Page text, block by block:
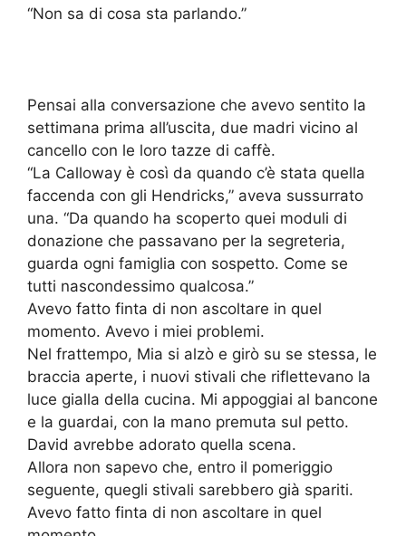
“Non sa di cosa sta parlando.”
Pensai alla conversazione che avevo sentito la
settimana prima all’uscita, due madri vicino al
cancello con le loro tazze di caffè.
“La Calloway è così da quando c’è stata quella
faccenda con gli Hendricks,” aveva sussurrato
una. “Da quando ha scoperto quei moduli di
donazione che passavano per la segreteria,
guarda ogni famiglia con sospetto. Come se
tutti nascondessimo qualcosa.”
Avevo fatto finta di non ascoltare in quel
momento. Avevo i miei problemi.
Nel frattempo, Mia si alzò e girò su se stessa, le
braccia aperte, i nuovi stivali che riflettevano la
luce gialla della cucina. Mi appoggiai al bancone
e la guardai, con la mano premuta sul petto.
David avrebbe adorato quella scena.
Allora non sapevo che, entro il pomeriggio
seguente, quegli stivali sarebbero già spariti.
Avevo fatto finta di non ascoltare in quel